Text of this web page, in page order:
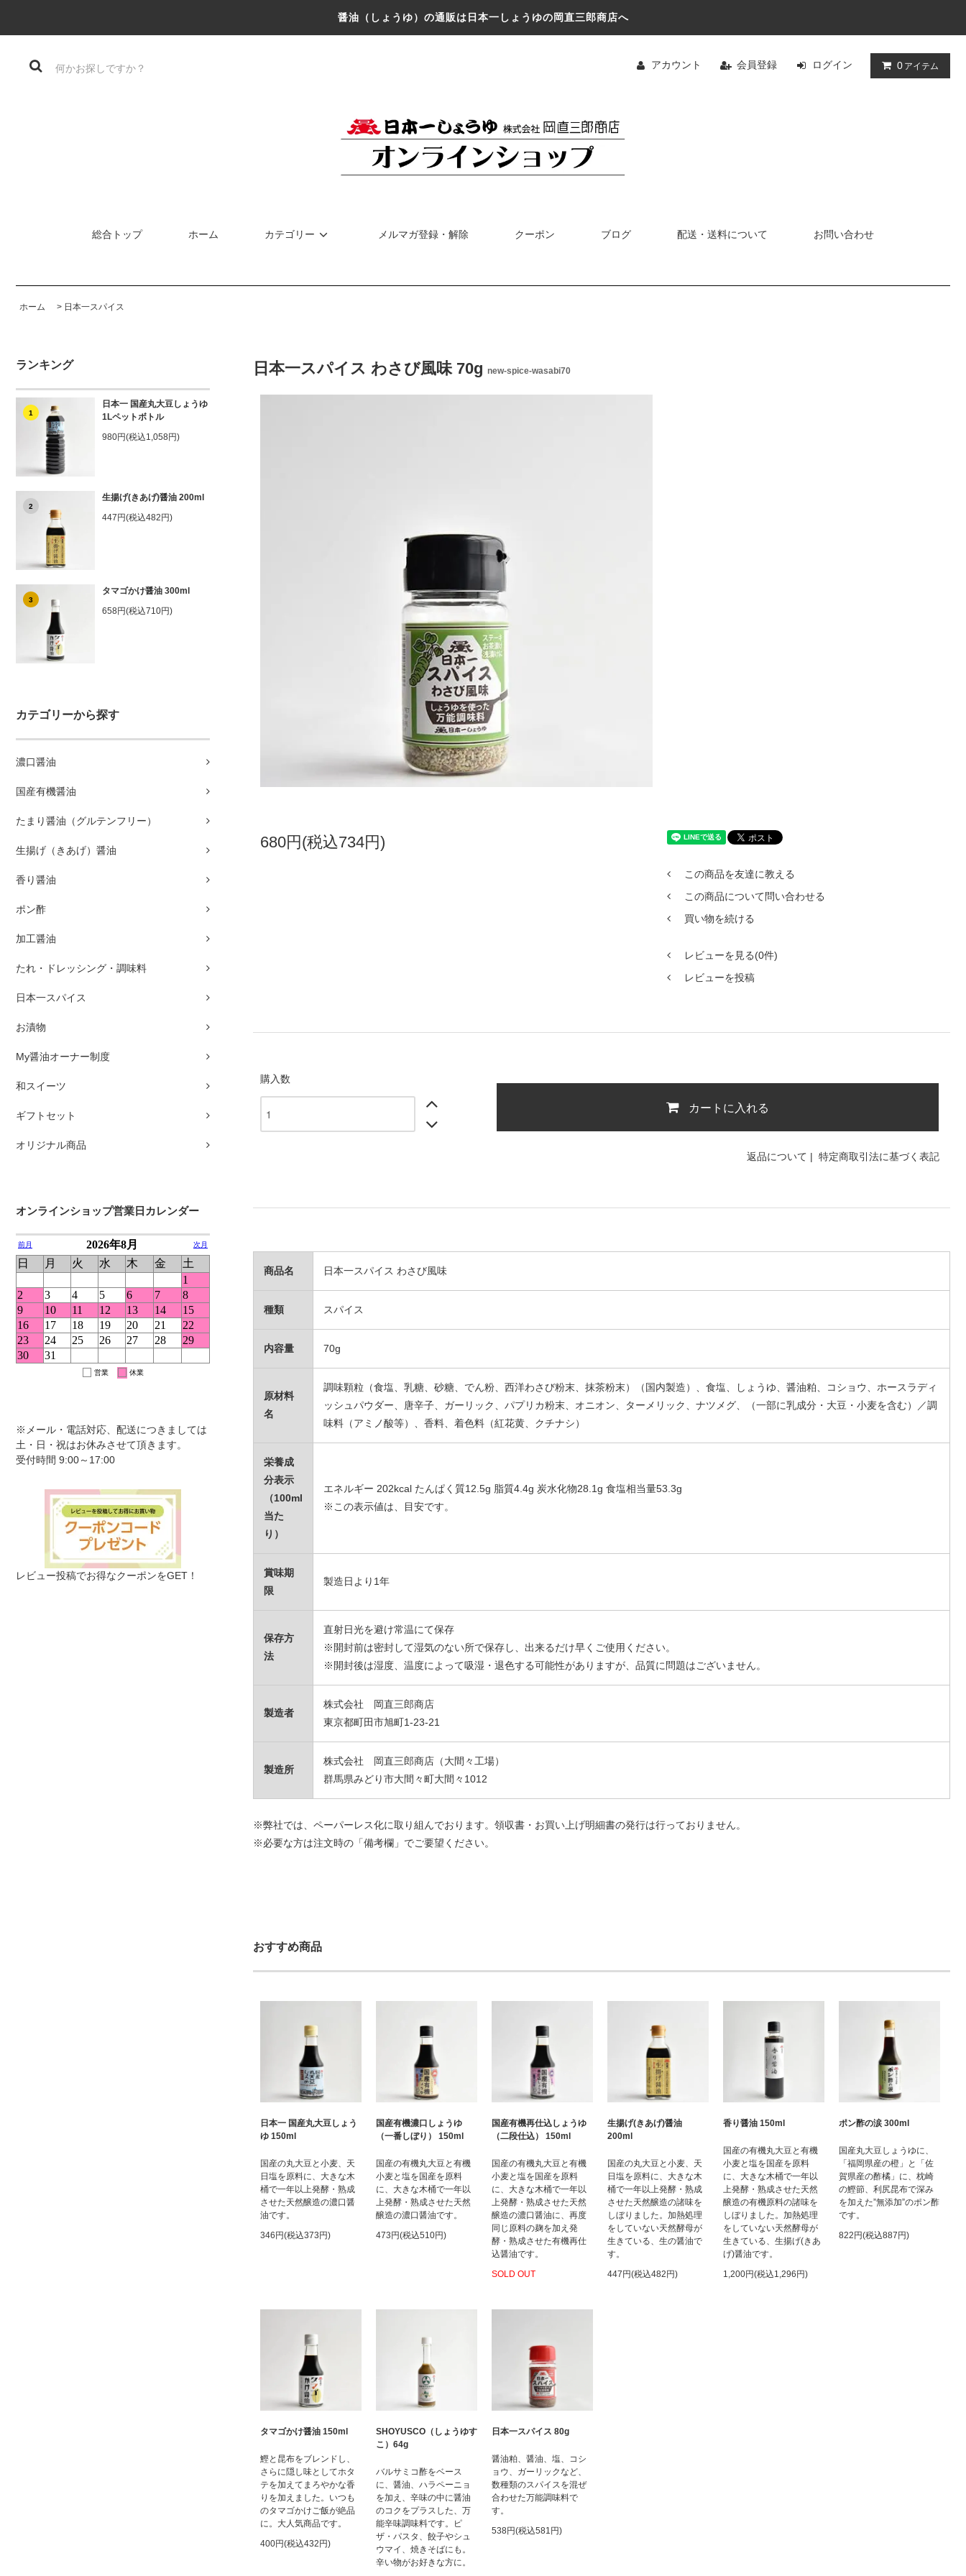
醤油（しょうゆ）の通販は日本一しょうゆの岡直三郎商店へ
アカウント 会員登録 ログイン 0 アイテム
総合トップ ホーム カテゴリー メルマガ登録・解除 クーポン ブログ 配送・送料について お問い合わせ
ホーム > 日本一スパイス
ランキング
1
日本一 国産丸大豆しょうゆ
1Lペットボトル
980円(税込1,058円)
2
生揚げ(きあげ)醤油 200ml
447円(税込482円)
3
タマゴかけ醤油 300ml
658円(税込710円)
カテゴリーから探す
濃口醤油
国産有機醤油
たまり醤油（グルテンフリー）
生揚げ（きあげ）醤油
香り醤油
ポン酢
加工醤油
たれ・ドレッシング・調味料
日本一スパイス
お漬物
My醤油オーナー制度
和スイーツ
ギフトセット
オリジナル商品
オンラインショップ営業日カレンダー
※メール・電話対応、配送につきましては
土・日・祝はお休みさせて頂きます。
受付時間 9:00～17:00
レビュー投稿でお得なクーポンをGET！
日本一スパイス わさび風味 70g new-spice-wasabi70
680円(税込734円)
この商品を友達に教える
この商品について問い合わせる
買い物を続ける
レビューを見る(0件)
レビューを投稿
購入数
カートに入れる
返品について | 特定商取引法に基づく表記
商品名 日本一スパイス わさび風味
種類 スパイス
内容量 70g
原材料
名
調味顆粒（食塩、乳糖、砂糖、でん粉、西洋わさび粉末、抹茶粉末）（国内製造）、食塩、しょうゆ、醤油粕、コショウ、ホースラディ
ッシュパウダー、唐辛子、ガーリック、パプリカ粉末、オニオン、ターメリック、ナツメグ、（一部に乳成分・大豆・小麦を含む）／調
味料（アミノ酸等）、香料、着色料（紅花黄、クチナシ）
栄養成
分表示
（100ml
当た
り）
エネルギー 202kcal たんぱく質12.5g 脂質4.4g 炭水化物28.1g 食塩相当量53.3g
※この表示値は、目安です。
賞味期
限
製造日より1年
保存方
法
直射日光を避け常温にて保存
※開封前は密封して湿気のない所で保存し、出来るだけ早くご使用ください。
※開封後は湿度、温度によって吸湿・退色する可能性がありますが、品質に問題はございません。
製造者
株式会社 岡直三郎商店
東京都町田市旭町1-23-21
製造所
株式会社 岡直三郎商店（大間々工場）
群馬県みどり市大間々町大間々1012
※弊社では、ペーパーレス化に取り組んでおります。領収書・お買い上げ明細書の発行は行っておりません。
※必要な方は注文時の「備考欄」でご要望ください。
おすすめ商品
日本一 国産丸大豆しょう
ゆ 150ml
国産の丸大豆と小麦、天
日塩を原料に、大きな木
桶で一年以上発酵・熟成
させた天然醸造の濃口醤
油です。
346円(税込373円)
国産有機濃口しょうゆ
（一番しぼり） 150ml
国産の有機丸大豆と有機
小麦と塩を国産を原料
に、大きな木桶で一年以
上発酵・熟成させた天然
醸造の濃口醤油です。
473円(税込510円)
国産有機再仕込しょうゆ
（二段仕込） 150ml
国産の有機丸大豆と有機
小麦と塩を国産を原料
に、大きな木桶で一年以
上発酵・熟成させた天然
醸造の濃口醤油に、再度
同じ原料の麹を加え発
酵・熟成させた有機再仕
込醤油です。
SOLD OUT
生揚げ(きあげ)醤油
200ml
国産の丸大豆と小麦、天
日塩を原料に、大きな木
桶で一年以上発酵・熟成
させた天然醸造の諸味を
しぼりました。加熱処理
をしていない天然酵母が
生きている、生の醤油で
す。
447円(税込482円)
香り醤油 150ml
国産の有機丸大豆と有機
小麦と塩を国産を原料
に、大きな木桶で一年以
上発酵・熟成させた天然
醸造の有機原料の諸味を
しぼりました。加熱処理
をしていない天然酵母が
生きている、生揚げ(きあ
げ)醤油です。
1,200円(税込1,296円)
ポン酢の涙 300ml
国産丸大豆しょうゆに、
「福岡県産の橙」と「佐
賀県産の酢橘」に、枕崎
の鰹節、利尻昆布で深み
を加えた”無添加”のポン酢
です。
822円(税込887円)
タマゴかけ醤油 150ml
鰹と昆布をブレンドし、
さらに隠し味としてホタ
テを加えてまろやかな香
りを加えました。いつも
のタマゴかけご飯が絶品
に。大人気商品です。
400円(税込432円)
SHOYUSCO（しょうゆす
こ）64g
バルサミコ酢をベース
に、醤油、ハラペーニョ
を加え、辛味の中に醤油
のコクをプラスした、万
能辛味調味料です。ピ
ザ・パスタ、餃子やシュ
ウマイ、焼きそばにも。
辛い物がお好きな方に。
日本一スパイス 80g
醤油粕、醤油、塩、コシ
ョウ、ガーリックなど、
数種類のスパイスを混ぜ
合わせた万能調味料で
す。
538円(税込581円)